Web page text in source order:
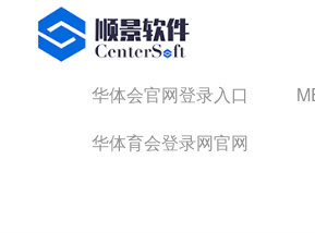
华体会官网登录入口
华体会官网登录入口
华体育会登录网官网